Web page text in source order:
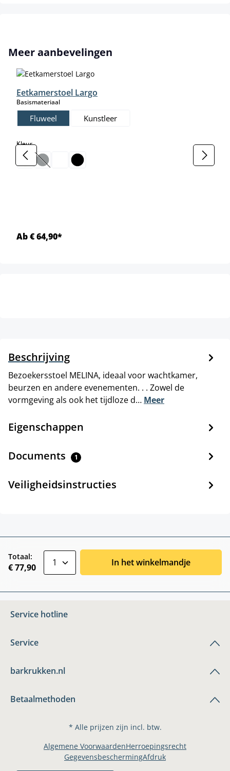
Productgalerij overslaan
Meer aanbevelingen
Eetkamerstoel Largo
Basismateriaalselect
Fluweel Kunstleer
Kleurselect
(Deze optie is momenteel niet beschikbaar.)
Ab € 64,90*
Beschrijving
Bezoekersstoel MELINA, ideaal voor wachtkamer,
beurzen en andere evenementen. . . Zowel de
vormgeving als ook het tijdloze d… Meer
Eigenschappen
Documents 1
Veiligheidsinstructies
Totaal:
€ 77,90 In het winkelmandje
Service hotline
Service
barkrukken.nl
Betaalmethoden
* Alle prijzen zijn incl. btw.
Algemene VoorwaardenHerroepingsrecht
GegevensbeschermingAfdruk